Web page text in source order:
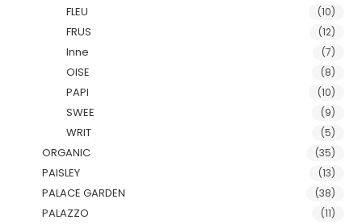
FLEU (10)
FRUS (12)
Inne (7)
OISE (8)
PAPI (10)
SWEE (9)
WRIT (5)
ORGANIC (35)
PAISLEY (13)
PALACE GARDEN (38)
PALAZZO (11)